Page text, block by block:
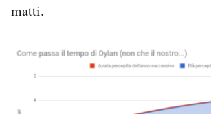
matti.